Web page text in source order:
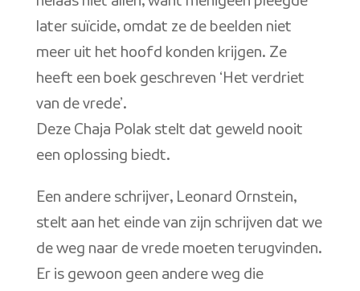
later suïcide, omdat ze de beelden niet
meer uit het hoofd konden krijgen. Ze
heeft een boek geschreven ‘Het verdriet
van de vrede’.
Deze Chaja Polak stelt dat geweld nooit
een oplossing biedt.
Een andere schrijver, Leonard Ornstein,
stelt aan het einde van zijn schrijven dat we
de weg naar de vrede moeten terugvinden.
Er is gewoon geen andere weg die